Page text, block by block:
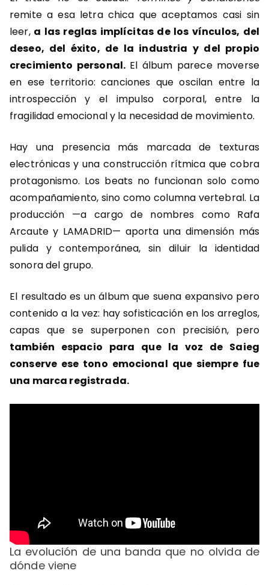
remite a esa letra chica que aceptamos casi sin
leer,a las reglas implícitas de los vínculos, del
deseo, del éxito, de la industria y del propio
crecimiento personal. El álbum parece moverse
en ese territorio: canciones que oscilan entre la
introspección y el impulso corporal, entre la
fragilidad emocional y la necesidad de movimiento.
Hay una presencia más marcada de texturas
electrónicas y una construcción rítmica que cobra
protagonismo. Los beats no funcionan solo como
acompañamiento, sino como columna vertebral. La
producción —a cargo de nombres como Rafa
Arcautey LAMADRID— aporta una dimensión más
pulida y contemporánea, sin diluir la identidad
sonora del grupo.
El resultado es un álbum que suena expansivo pero
contenido a la vez: hay sofisticación en los arreglos,
capas que se superponen con precisión, pero
también espacio para que la voz de Saieg
conserve ese tono emocional que siempre fue
una marca registrada.
La evolución de una banda que no olvida de
dónde viene